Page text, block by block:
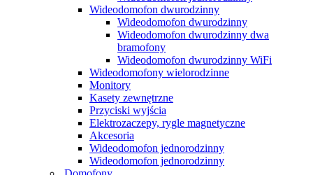
Wideodomofon dwurodzinny
Wideodomofon dwurodzinny
Wideodomofon dwurodzinny dwa
bramofony
Wideodomofon dwurodzinny WiFi
Wideodomofony wielorodzinne
Monitory
Kasety zewnętrzne
Przyciski wyjścia
Elektrozaczepy, rygle magnetyczne
Akcesoria
Wideodomofon jednorodzinny
Wideodomofon jednorodzinny